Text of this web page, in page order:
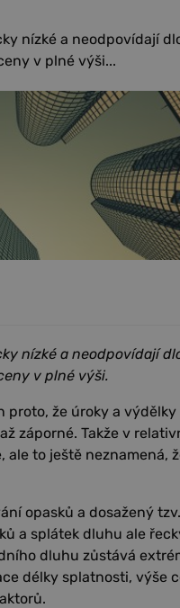
nízké a neodpovídají
v plné výši...
nízké a neodpovídají
v plné výši.
proto, že úroky a
záporné. Takže v
to ještě neznamená,
opasků a dosažený
a splátek dluhu ale
dluhu zůstává
délky splatnosti, výše